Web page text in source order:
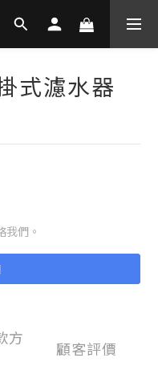
式濾水器
我們。
方
顧客評價